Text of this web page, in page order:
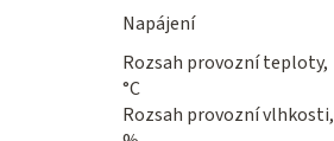
Napájení
Rozsah provozní teploty,
°C
Rozsah provozní vlhkosti,